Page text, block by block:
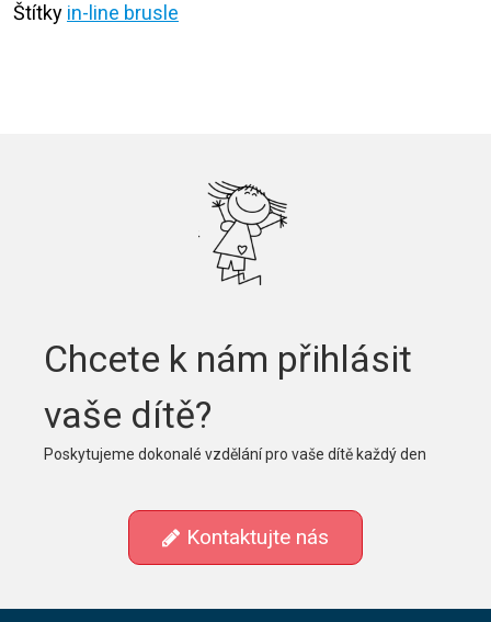
Štítky in-line brusle
Chcete k nám přihlásit
vaše dítě?
Poskytujeme dokonalé vzdělání pro vaše dítě každý den
Kontaktujte nás